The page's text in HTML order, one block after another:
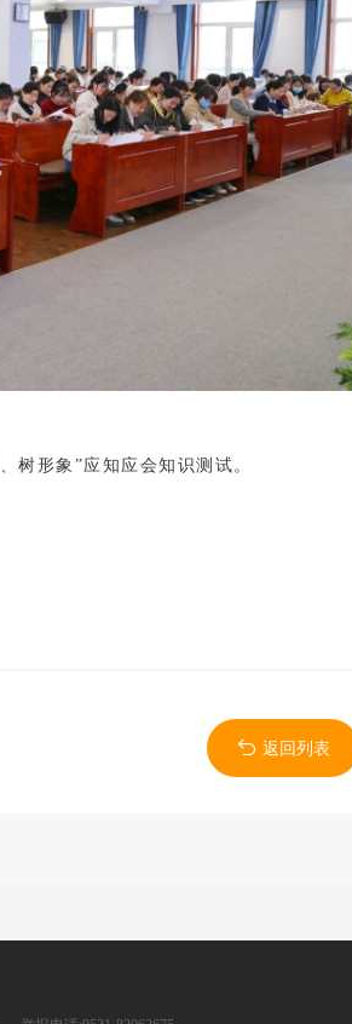
树形象”应知应会知识测试。
返回列表